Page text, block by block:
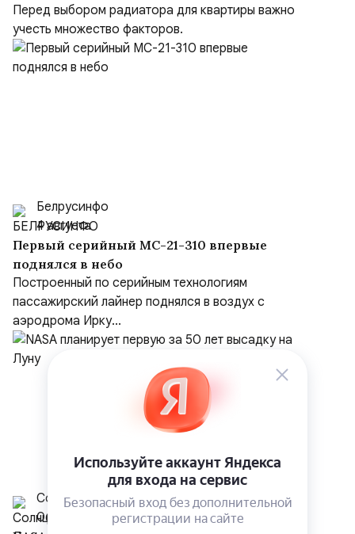
батареи
Перед выбором радиатора для квартиры важно
учесть множество факторов.
Белрусинфо
4 августа
Первый серийный МС-21-310 впервые
поднялся в небо
Построенный по серийным технологиям
пассажирский лайнер поднялся в воздух с
аэродрома Ирку...
Солнцева Дарья Дмитриевна
06.12.2024